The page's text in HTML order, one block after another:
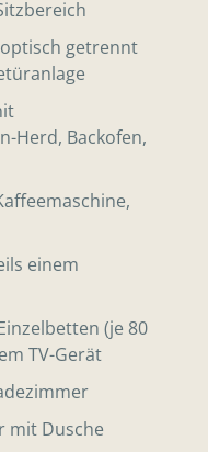
getrennt
Herd, Backofen,
einem
(je 80
TV-Gerät
mit Dusche